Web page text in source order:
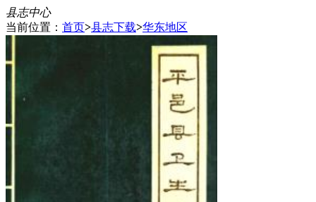
县志中心
当前位置： 首页>县志下载>华东地区